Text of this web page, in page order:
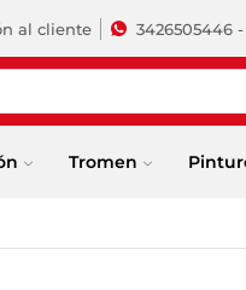
al cliente 3426505446
Tromen